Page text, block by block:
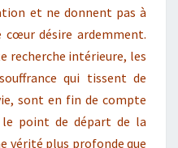
et ne donnent pas à
cœur désire ardemment.
recherche intérieure, les
qui tissent de
sont en fin de compte
point de départ de la
vérité plus profonde que